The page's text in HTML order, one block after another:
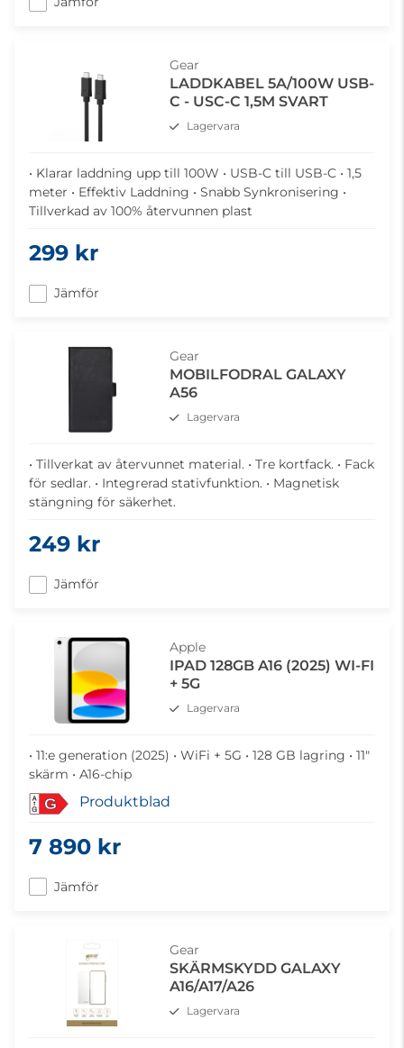
Gear
LADDKABEL 5A/100W USB-
C - USC-C 1,5M SVART
Lagervara
• Klarar laddning upp till 100W • USB-C till USB-C • 1,5
meter • Effektiv Laddning • Snabb Synkronisering •
Tillverkad av 100% återvunnen plast
299 kr
Jämför
Gear
MOBILFODRAL GALAXY
A56
Lagervara
• Tillverkat av återvunnet material. • Tre kortfack. • Fack
för sedlar. • Integrerad stativfunktion. • Magnetisk
stängning för säkerhet.
249 kr
Jämför
Apple
IPAD 128GB A16 (2025) WI-FI
+ 5G
Lagervara
• 11:e generation (2025) • WiFi + 5G • 128 GB lagring • 11"
skärm • A16-chip
G Produktblad
7 890 kr
Jämför
Gear
SKÄRMSKYDD GALAXY
A16/A17/A26
Lagervara